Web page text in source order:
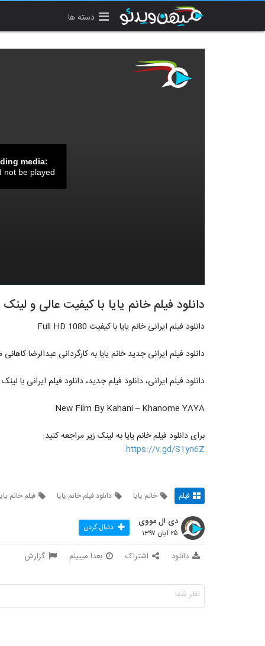
دسته ها
media:
not be played
دانلود فیلم خانم یایا با کیفیت عالی و
دانلود فیلم ایرانی خانم یایا با کیفیت Full HD 1080
دانلود فیلم ایرانی جدید خانم یایا به کارگردانی عبدالرضا
دانلود فیلم ایرانی، دانلود فیلم جدید، دانلود فیلم ایرانی با
New Film By Kahani – Khanome YAYA
برای دانلود فیلم خانم یایا به لینک زیر مراجعه کنید:
https://v.gd/S1yn6Z
فیلم خانم یایا دانلود فیلم خانم یایا فیلم خانم
دی ال مووی
۲۵ آبان ۱۳۹۷ دنبال کردن
دانلود اشتراک بعدا میبینم گزارش